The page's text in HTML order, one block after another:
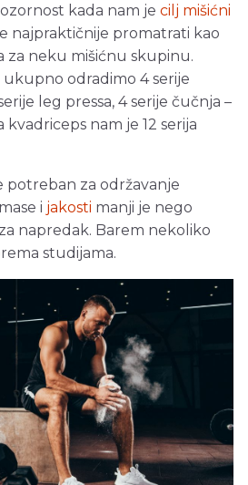
kada nam je cilj mišićni
najpraktičnije promatrati kao
za neku mišićnu skupinu.
odradimo 4 serije
leg pressa, 4 serije čučnja –
kvadriceps nam je 12 serija
potreban za održavanje
i jakosti manji je nego
napredak. Barem nekoliko
studijama.